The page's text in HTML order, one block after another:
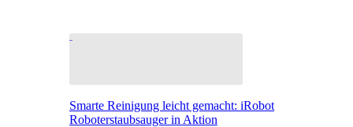
Smarte Reinigung leicht gemacht: iRobot
Roboterstaubsauger in Aktion